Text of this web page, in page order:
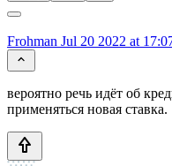
Frohman Jul 20 2022 at
вероятно речь идёт об
применяться новая ставка.